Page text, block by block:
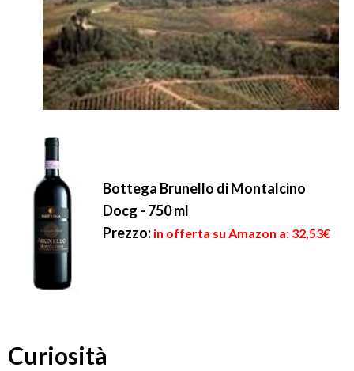
Bottega Brunello di Montalcino
Docg - 750 ml
Prezzo: in offerta su Amazon a: 32,53€
Curiosità